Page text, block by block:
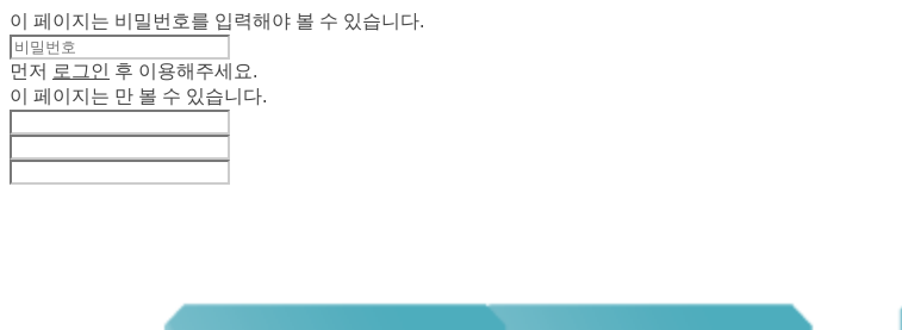
이 페이지는 비밀번호를 입력해야 볼 수 있습니다.
먼저 로그인
후 이용해주세요.
이 페이지는 만 볼 수 있습니다.